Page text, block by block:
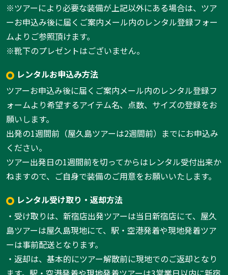
※ツアーにより必要な装備が上記以外にある場合は、ツア
ーお申込み後に届くご案内メール内のレンタル登録フォー
ムよりご参照頂けます。
※靴下のプレゼントはございません。
レンタルお申込み方法
ツアーお申込み後に届くご案内メール内のレンタル登録フ
ォームより希望するアイテム名、点数、サイズの登録をお
願いします。
出発の1週間前（屋久島ツアーは2週間前）までにお申込み
ください。
ツアー出発日の1週間前を切ってからはレンタル受付出来か
ねますので、ご自身で装備のご用意をお願いいたします。
レンタル受け取り・返却方法
・受け取りは、新宿店出発ツアーは当日新宿店にて、屋久
島ツアーは屋久島現地にて、駅・空港発着や現地発着ツア
ーは事前配送となります。
・返却は、基本的にツアー解散前に現地でのご返却となり